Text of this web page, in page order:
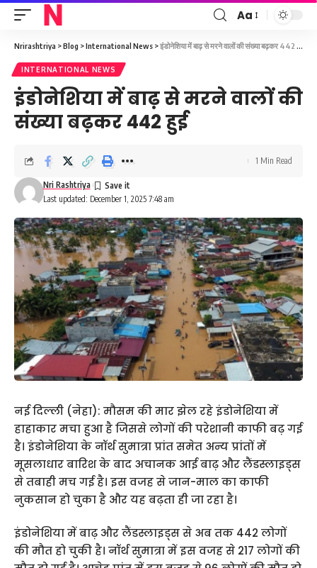
Font
Resizer
Aa
Nrirashtriya >Blog >International News >इंडोनेशिया में बाढ़ से मरने वालों की संख्या बढ़कर 442 हुई
INTERNATIONAL NEWS
इंडोनेशिया में बाढ़ से मरने वालों की
संख्या बढ़कर 442 हुई
Last updated: December 1, 2025 7:48 am
Nri Rashtriya
1 Min Read
नई दिल्ली (नेहा): मौसम की मार झेल रहे इंडोनेशिया में
हाहाकार मचा हुआ है जिससे लोगों की परेशानी काफी बढ़ गई
है। इंडोनेशिया के नॉर्थ सुमात्रा प्रांत समेत अन्य प्रांतों में
मूसलाधार बारिश के बाद अचानक आई बाढ़ और लैंडस्लाइड्स
से तबाही मच गई है। इस वजह से जान-माल का काफी
नुकसान हो चुका है और यह बढ़ता ही जा रहा है।
इंडोनेशिया में बाढ़ और लैंडस्लाइड्स से अब तक 442 लोगों
की मौत हो चुकी है। नॉर्थ सुमात्रा में इस वजह से 217 लोगों की